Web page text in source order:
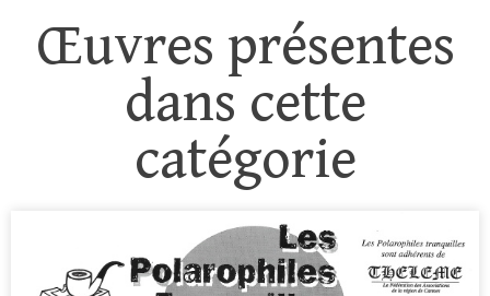
Œuvres présentes
dans cette
catégorie